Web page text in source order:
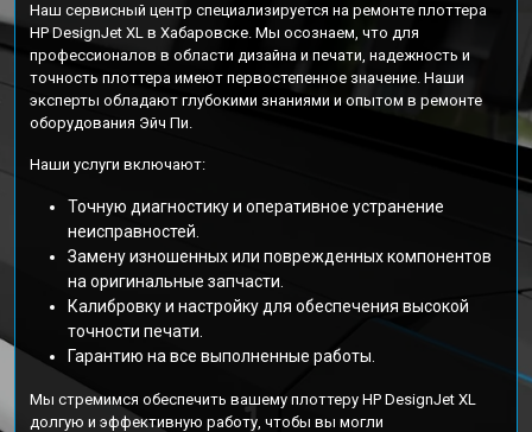
Наш сервисный центр специализируется на ремонте плоттера
HP DesignJet XL в Хабаровске. Мы осознаем, что для
профессионалов в области дизайна и печати, надежность и
точность плоттера имеют первостепенное значение. Наши
эксперты обладают глубокими знаниями и опытом в ремонте
оборудования Эйч Пи.
Наши услуги включают:
Точную диагностику и оперативное устранение
неисправностей.
Замену изношенных или поврежденных компонентов
на оригинальные запчасти.
Калибровку и настройку для обеспечения высокой
точности печати.
Гарантию на все выполненные работы.
Мы стремимся обеспечить вашему плоттеру HP DesignJet XL
долгую и эффективную работу, чтобы вы могли